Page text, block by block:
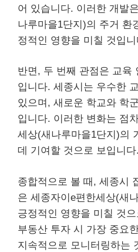
어 있습니다. 이러한 개발
나루마을1단지)의 주거 환
정적인 영향을 미칠 것입니
반면, 두 번째 관점은 교육
입니다. 세종시는 우수한
있으며, 새로운 학교와 학
입니다. 이러한 변화는 점
세상(새나루마을1단지)의
데 기여할 것으로 보입니다.
종합적으로 볼 때, 세종시
은 세종자이e편한세상(새
긍정적인 영향을 미칠 것
부동산 투자 시 가장 중요
지속적으로 모니터링하는